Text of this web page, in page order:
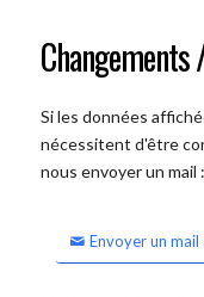
Si les données
nécessitent d'être
nous envoyer un mail :
Envoyer un